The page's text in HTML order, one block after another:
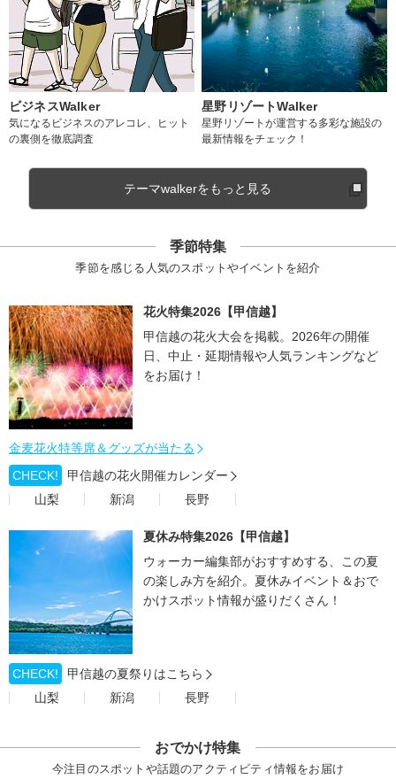
ビジネスWalker
気になるビジネスのアレコレ、ヒット
の裏側を徹底調査
星野リゾートWalker
星野リゾートが運営する多彩な施設の
最新情報をチェック！
テーマwalkerをもっと見る
季節特集
季節を感じる人気のスポットやイベントを紹介
花火特集2026【甲信越】
甲信越の花火大会を掲載。2026年の開催
日、中止・延期情報や人気ランキングなど
をお届け！
金麦花火特等席＆グッズが当たる
CHECK!
甲信越の花火開催カレンダー
山梨
新潟 長野
夏休み特集2026【甲信越】
ウォーカー編集部がおすすめする、この夏
の楽しみ方を紹介。夏休みイベント＆おで
かけスポット情報が盛りだくさん！
CHECK!
甲信越の夏祭りはこちら
山梨
新潟 長野
おでかけ特集
今注目のスポットや話題のアクティビティ情報をお届け